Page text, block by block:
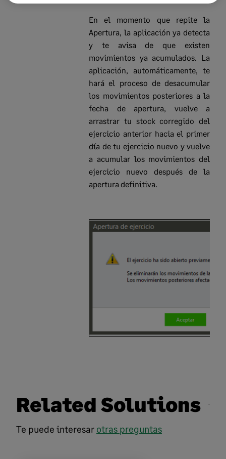
En el momento que repite la
Apertura, la aplicación ya detecta
y te avisa de que existen
movimientos ya acumulados. La
aplicación, automáticamente, te
hará el proceso de desacumular
los movimientos posteriores a la
fecha de apertura, vuelve a
arrastrar tu stock corregido del
ejercicio anterior hacia el primer
día de tu ejercicio nuevo y vuelve
a acumular los movimientos del
ejercicio nuevo después de la
apertura definitiva.
Related Solutions
Te puede interesar otras preguntas